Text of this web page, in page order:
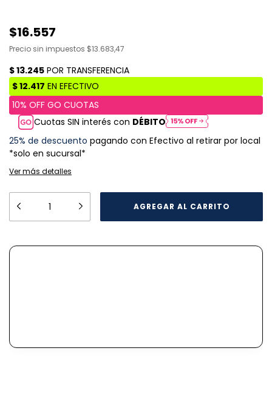
$16.557
Precio sin impuestos $13.683,47
Cuotas SIN interés con DÉBITO
25% de descuento pagando con Efectivo al retirar por local
*solo en sucursal*
Ver más detalles